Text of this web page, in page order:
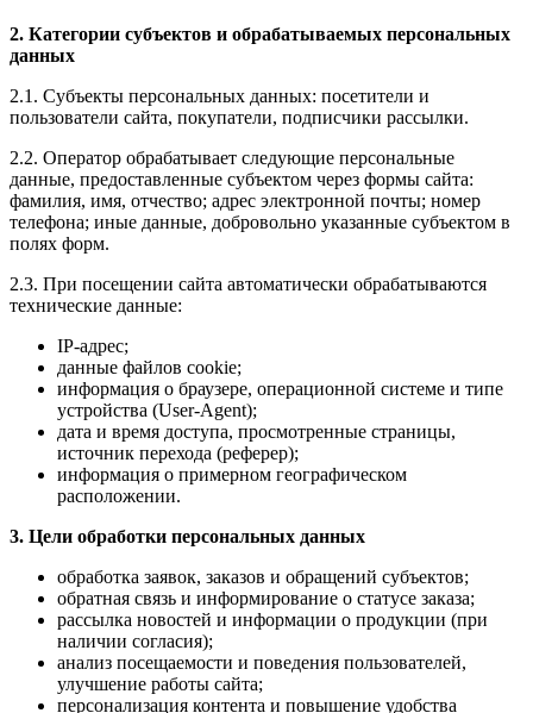
2. Категории субъектов и обрабатываемых персональных
данных
2.1. Субъекты персональных данных: посетители и
пользователи сайта, покупатели, подписчики рассылки.
2.2. Оператор обрабатывает следующие персональные
данные, предоставленные субъектом через формы сайта:
фамилия, имя, отчество; адрес электронной почты; номер
телефона; иные данные, добровольно указанные субъектом в
полях форм.
2.3. При посещении сайта автоматически обрабатываются
технические данные:
IP-адрес;
данные файлов cookie;
информация о браузере, операционной системе и типе
устройства (User-Agent);
дата и время доступа, просмотренные страницы,
источник перехода (реферер);
информация о примерном географическом
расположении.
3. Цели обработки персональных данных
обработка заявок, заказов и обращений субъектов;
обратная связь и информирование о статусе заказа;
рассылка новостей и информации о продукции (при
наличии согласия);
анализ посещаемости и поведения пользователей,
улучшение работы сайта;
персонализация контента и повышение удобства